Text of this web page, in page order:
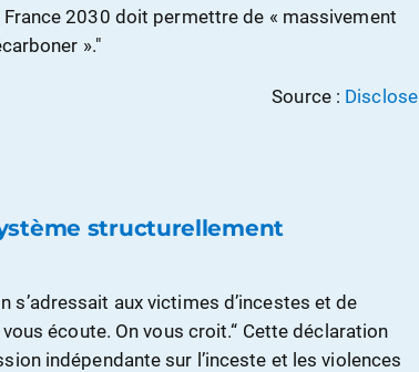
2030 doit permettre de « massivement
»."
Source : Disclose
structurellement
s’adressait aux victimes d’incestes et de
écoute. On vous croit.“ Cette déclaration
indépendante sur l’inceste et les violences